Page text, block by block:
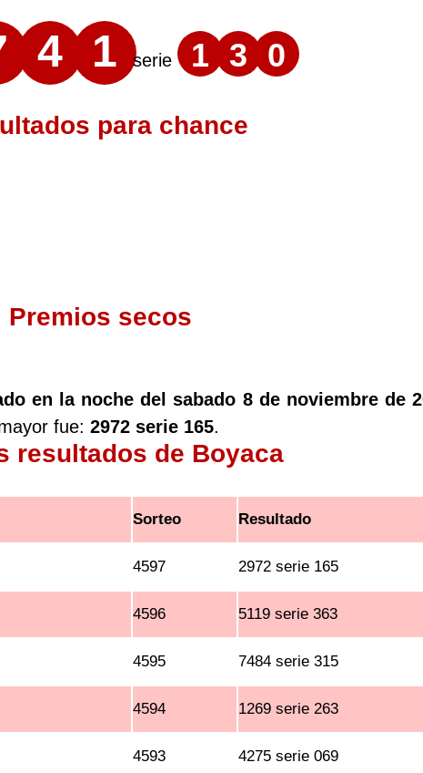
4 1 serie 1 3 0
para chance
Premios secos
en la noche del sabado 8 de noviembre de
fue: 2972 serie 165.
resultados de Boyaca
Sorteo Resultado
4597 2972 serie 165
4596 5119 serie 363
4595 7484 serie 315
4594 1269 serie 263
4593 4275 serie 069